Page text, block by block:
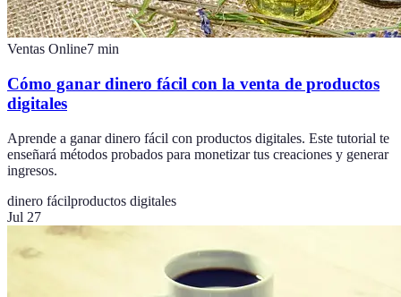
Ventas Online7 min
Cómo ganar dinero fácil con la venta de productos
digitales
Aprende a ganar dinero fácil con productos digitales. Este tutorial te
enseñará métodos probados para monetizar tus creaciones y generar
ingresos.
dinero fácilproductos digitales
Jul 27